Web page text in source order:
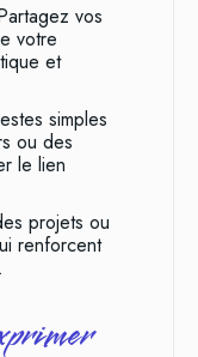
vos
votre
et
simples
ou des
le lien
projets ou
renforcent